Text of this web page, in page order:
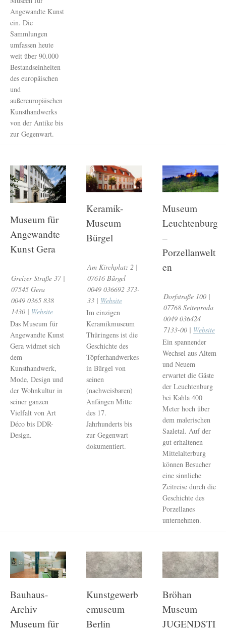
Angewandte Kunst
ein. Die
Sammlungen
umfassen heute
weit über 90.000
Bestandseinheiten
des europäischen
und
außereuropäischen
Kunsthandwerks
von der Antike bis
zur Gegenwart.
Museum für
Angewandte
Kunst Gera
Greizer Straße 37 |
07545 Gera
0049 0365 838
1430 | Website
Das Museum für
Angewandte Kunst
Gera widmet sich
dem
Kunsthandwerk,
Mode, Design und
der Wohnkultur in
seiner ganzen
Vielfalt von Art
Déco bis DDR-
Design.
Keramik-
Museum
Bürgel
Am Kirchplatz 2 |
07616 Bürgel
0049 036692 373-
33 | Website
Im einzigen
Keramikmuseum
Thüringens ist die
Geschichte des
Töpferhandwerkes
in Bürgel von
seinen
(nachweisbaren)
Anfängen Mitte
des 17.
Jahrhunderts bis
zur Gegenwart
dokumentiert.
Museum
Leuchtenburg
–
Porzellanwelt
en
Dorfstraße 100 |
07768 Seitenroda
0049 036424
7133-00 | Website
Ein spannender
Wechsel aus Altem
und Neuem
erwartet die Gäste
der Leuchtenburg
bei Kahla 400
Meter hoch über
dem malerischen
Saaletal. Auf der
gut erhaltenen
Mittelalterburg
können Besucher
eine sinnliche
Zeitreise durch die
Geschichte des
Porzellanes
unternehmen.
Bauhaus-
Archiv
Museum für
Kunstgewerb
emuseum
Berlin
Bröhan
Museum
JUGENDSTI